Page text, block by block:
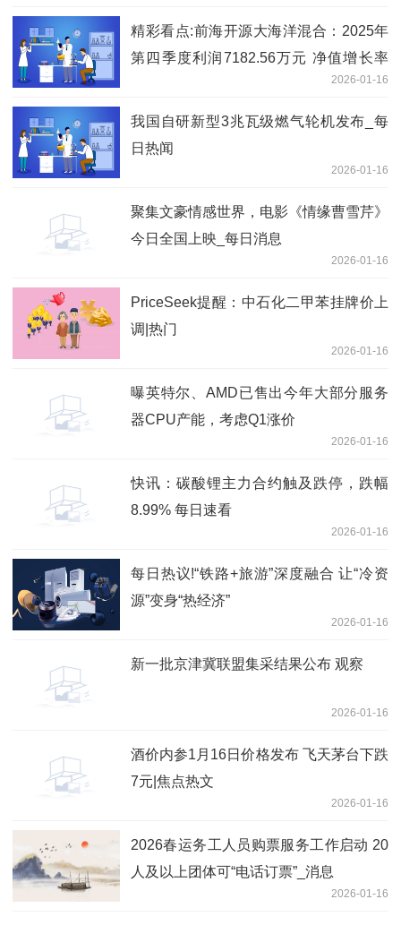
精彩看点:前海开源大海洋混合：2025年
第四季度利润7182.56万元 净值增长率
2026-01-16
我国自研新型3兆瓦级燃气轮机发布_每
日热闻
2026-01-16
聚集文豪情感世界，电影《情缘曹雪芹》
今日全国上映_每日消息
2026-01-16
PriceSeek提醒：中石化二甲苯挂牌价上
调|热门
2026-01-16
曝英特尔、AMD已售出今年大部分服务
器CPU产能，考虑Q1涨价
2026-01-16
快讯：碳酸锂主力合约触及跌停，跌幅
8.99% 每日速看
2026-01-16
每日热议!“铁路+旅游”深度融合 让“冷资
源”变身“热经济”
2026-01-16
新一批京津冀联盟集采结果公布 观察
2026-01-16
酒价内参1月16日价格发布 飞天茅台下跌
7元|焦点热文
2026-01-16
2026春运务工人员购票服务工作启动 20
人及以上团体可“电话订票”_消息
2026-01-16